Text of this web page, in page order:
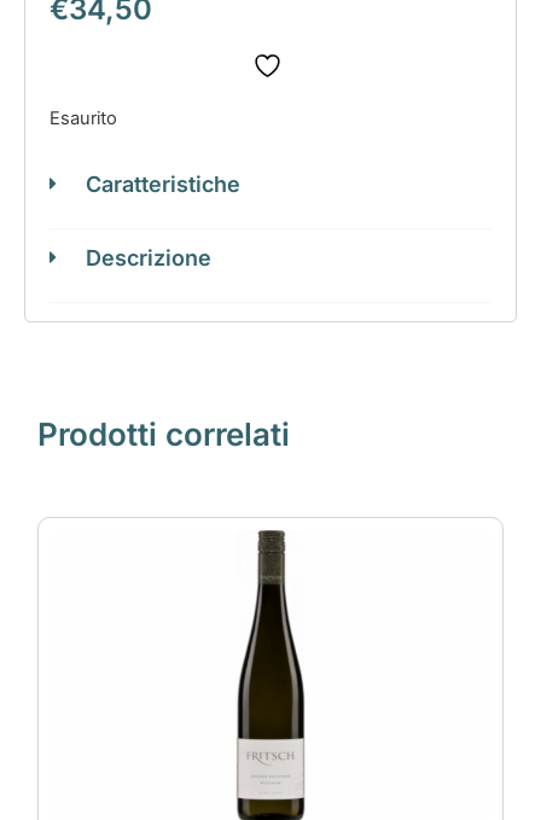
€34,50
Esaurito
Caratteristiche
Descrizione
Prodotti correlati